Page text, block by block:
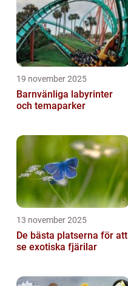
19 november 2025
Barnvänliga labyrinter
och temaparker
13 november 2025
De bästa platserna för att
se exotiska fjärilar